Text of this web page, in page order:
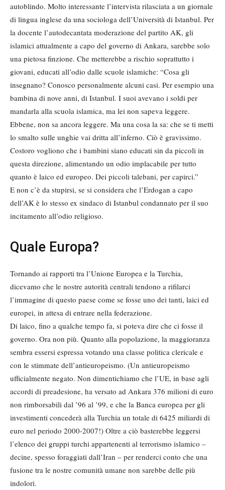
autoblindo. Molto interessante l’intervista rilasciata a un giornale
di lingua inglese da una sociologa dell’Università di Istanbul. Per
la docente l’autodecantata moderazione del partito AK, gli
islamici attualmente a capo del governo di Ankara, sarebbe solo
una pietosa finzione. Che metterebbe a rischio soprattutto i
giovani, educati all’odio dalle scuole islamiche: “Cosa gli
insegnano? Conosco personalmente alcuni casi. Per esempio una
bambina di nove anni, di Istanbul. I suoi avevano i soldi per
mandarla alla scuola islamica, ma lei non sapeva leggere.
Ebbene, non sa ancora leggere. Ma una cosa la sa: che se ti metti
lo smalto sulle unghie vai dritta all’inferno. Ciò è gravissimo.
Costoro vogliono che i bambini siano educati sin da piccoli in
questa direzione, alimentando un odio implacabile per tutto
quanto è laico ed europeo. Dei piccoli talebani, per capirci.”
E non c’è da stupirsi, se si considera che l’Erdogan a capo
dell’AK è lo stesso ex sindaco di Istanbul condannato per il suo
incitamento all’odio religioso.
Quale Europa?
Tornando ai rapporti tra l’Unione Europea e la Turchia,
dicevamo che le nostre autorità centrali tendono a rifilarci
l’immagine di questo paese come se fosse uno dei tanti, laici ed
europei, in attesa di entrare nella federazione.
Di laico, fino a qualche tempo fa, si poteva dire che ci fosse il
governo. Ora non più. Quanto alla popolazione, la maggioranza
sembra essersi espressa votando una classe politica clericale e
con le stimmate dell’antieuropeismo. (Un antieuropeismo
ufficialmente negato. Non dimentichiamo che l’UE, in base agli
accordi di preadesione, ha versato ad Ankara 376 milioni di euro
non rimborsabili dal ’96 al ’99, e che la Banca europea per gli
investimenti concederà alla Turchia un totale di 6425 miliardi di
euro nel periodo 2000-2007!) Oltre a ciò basterebbe leggersi
l’elenco dei gruppi turchi appartenenti al terrorismo islamico –
decine, spesso foraggiati dall’Iran – per renderci conto che una
fusione tra le nostre comunità umane non sarebbe delle più
indolori.